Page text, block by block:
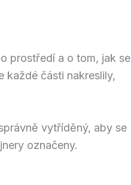
prostředí a o tom, jak se
každé části nakreslily,
vytříděný, aby se
označeny.